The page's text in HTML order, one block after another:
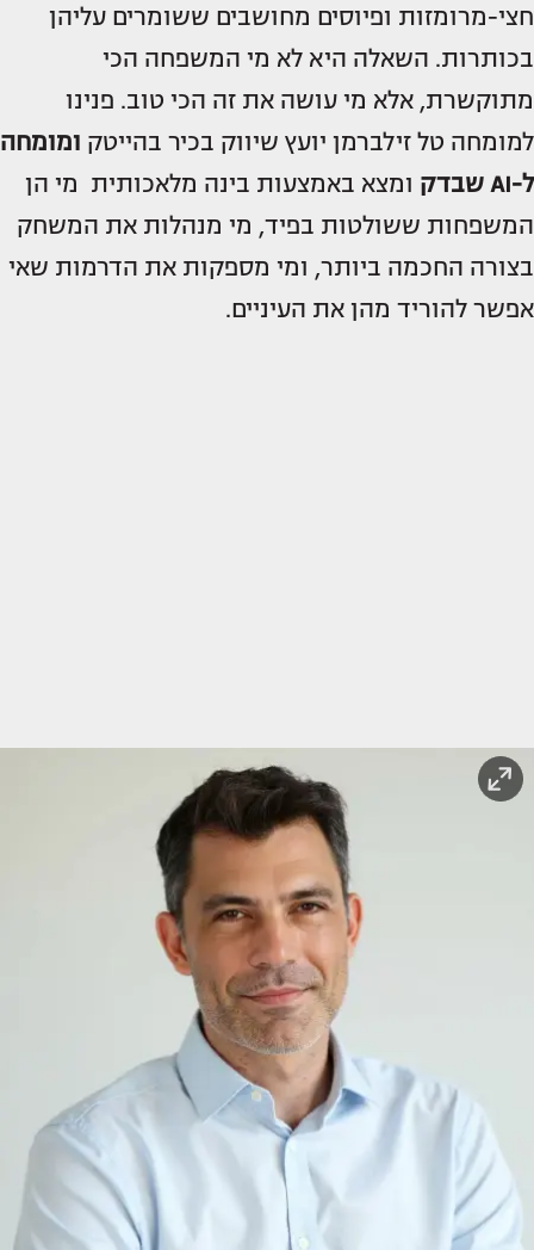
חצי-מרומזות ופיוסים מחושבים ששומרים עליהן
בכותרות. השאלה היא לא מי המשפחה הכי
מתוקשרת, אלא מי עושה את זה הכי טוב. פנינו
למומחה טל זילברמן יועץ שיווק בכיר בהייטק ומומחה
ל-AI שבדק
ומצא באמצעות בינה מלאכותית מי הן
המשפחות ששולטות בפיד, מי מנהלות את המשחק
בצורה החכמה ביותר, ומי מספקות את הדרמות שאי
אפשר להוריד מהן את העיניים.